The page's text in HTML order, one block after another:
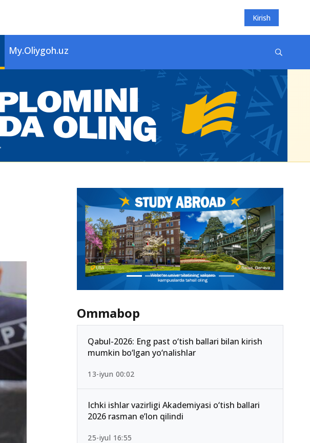
Kirish
My.Oliygoh.uz
Ommabop
Qabul-2026: Eng past o‘tish ballari bilan kirish
mumkin bo‘lgan yo‘nalishlar
13-iyun 00:02
Ichki ishlar vazirligi Akademiyasi o‘tish ballari
2026 rasman e’lon qilindi
25-iyul 16:55